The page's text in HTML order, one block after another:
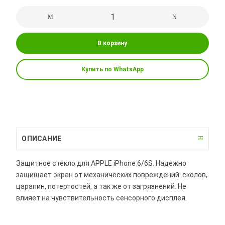
В корзину
Купить по WhatsApp
ОПИСАНИЕ
Защитное стекло для APPLE iPhone 6/6S. Надежно
защищает экран от механических повреждений: сколов,
царапин, потертостей, а так же от загрязнений. Не
влияет на чувствительность сенсорного дисплея.